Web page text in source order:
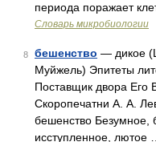
периода поражает
Словарь микробиологии
8 бешенство — дикое
Муйжель) Эпитеты
Поставщик двора Его
Скоропечатни А. А.
бешенство Безумное,
исступленное, лютое …